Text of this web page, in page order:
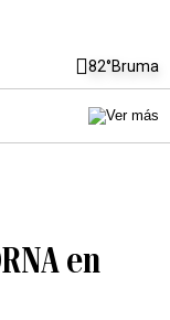
82°Bruma
en